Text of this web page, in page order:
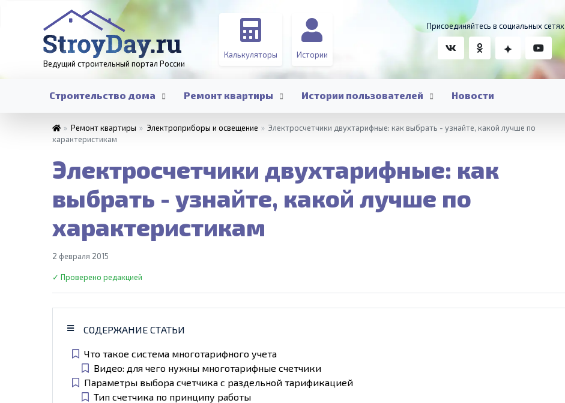
Ведущий строительный портал России
Калькуляторы Истории
Присоединяйтесь в социальных сетях
Строительство дома Ремонт квартиры Истории пользователей Новости
» Ремонт квартиры » Электроприборы и освещение » Электросчетчики двухтарифные: как выбрать - узнайте, какой лучше по
характеристикам
Электросчетчики двухтарифные: как
выбрать - узнайте, какой лучше по
характеристикам
2 февраля 2015
✓ Проверено редакцией
СОДЕРЖАНИЕ СТАТЬИ
Что такое система многотарифного учета
Видео: для чего нужны многотарифные счетчики
Параметры выбора счетчика с раздельной тарификацией
Тип счетчика по принципу работы